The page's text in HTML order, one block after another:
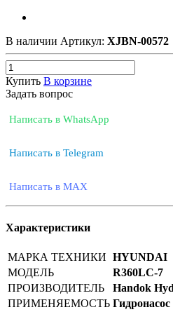
В наличии Артикул: XJBN-00572
Купить В корзине
Задать вопрос
Написать в WhatsApp
Написать в Telegram
Написать в MAX
Характеристики
МАРКА ТЕХНИКИ HYUNDAI
МОДЕЛЬ
R360LC-7
ПРОИЗВОДИТЕЛЬ
Handok
ПРИМЕНЯЕМОСТЬ